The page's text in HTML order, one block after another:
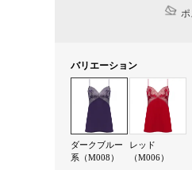
バリエーション
ダークブルー
系（M008）
レッド
（M006）